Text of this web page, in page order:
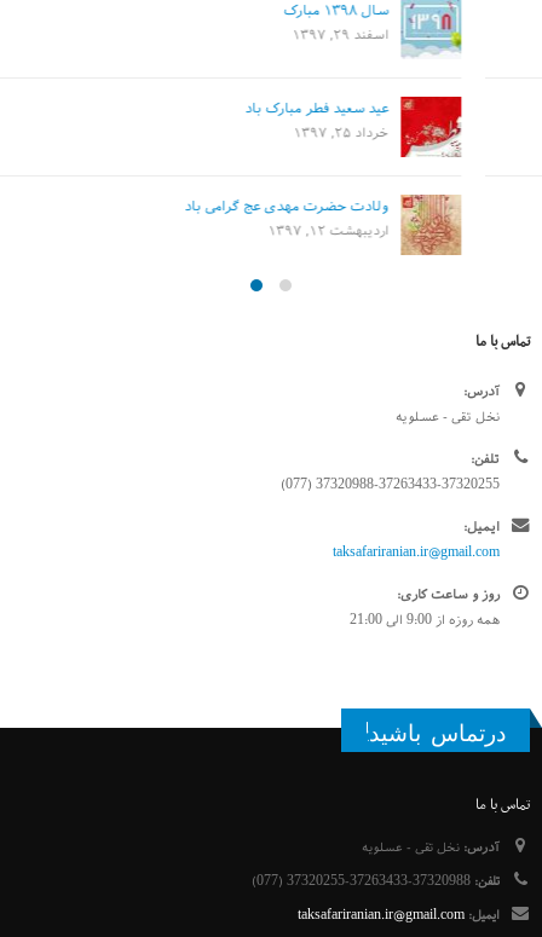
سال ۱۳۹۸ مبارک
اسفند ۲۹, ۱۳۹۷
عید سعید فطر مبارک باد
خرداد ۲۵, ۱۳۹۷
ولادت حضرت مهدی عج گرامی باد
اردیبهشت ۱۲, ۱۳۹۷
تماس با ما
آدرس:
نخل تقی - عسلویه
تلفن:
37320988-37263433-37320255 (077)
ایمیل:
taksafariranian.ir@gmail.com
روز و ساعت کاری:
همه روزه از 9:00 الی 21:00
درتماس باشید!
تماس با ما
آدرس: نخل تقی - عسلویه
تلفن: 37320988-37263433-37320255 (077)
ایمیل: taksafariranian.ir@gmail.com